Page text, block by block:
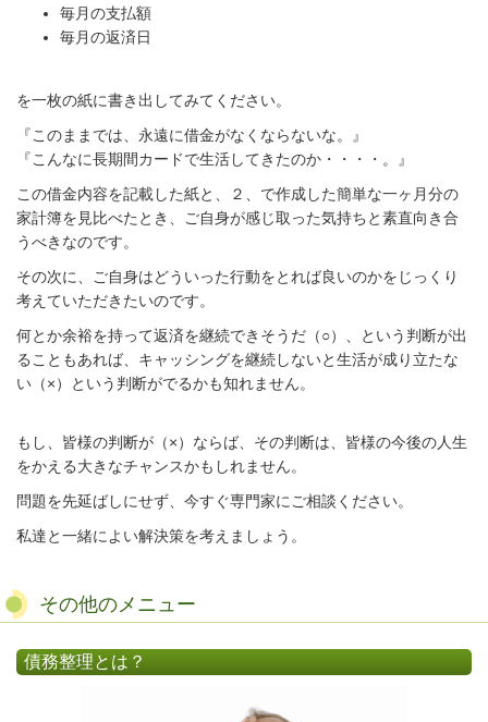
毎月の支払額
毎月の返済日
を一枚の紙に書き出してみてください。
『このままでは、永遠に借金がなくならないな。』
『こんなに長期間カードで生活してきたのか・・・・。』
この借金内容を記載した紙と、２、で作成した簡単な一ヶ月分の
家計簿を見比べたとき、ご自身が感じ取った気持ちと素直向き合
うべきなのです。
その次に、ご自身はどういった行動をとれば良いのかをじっくり
考えていただきたいのです。
何とか余裕を持って返済を継続できそうだ（○）、という判断が出
ることもあれば、キャッシングを継続しないと生活が成り立たな
い（×）という判断がでるかも知れません。
もし、皆様の判断が（×）ならば、その判断は、皆様の今後の人生
をかえる大きなチャンスかもしれません。
問題を先延ばしにせず、今すぐ専門家にご相談ください。
私達と一緒によい解決策を考えましょう。
その他のメニュー
債務整理とは？